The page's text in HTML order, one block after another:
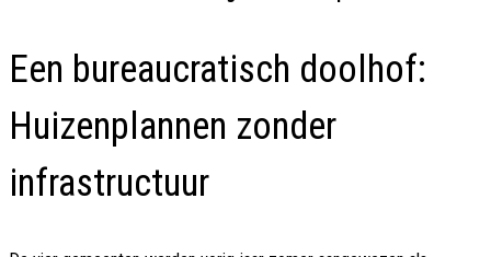
Een bureaucratisch doolhof:
Huizenplannen zonder
infrastructuur